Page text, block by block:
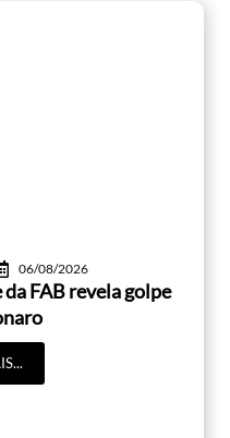
06/08/2026
FAB revela golpe